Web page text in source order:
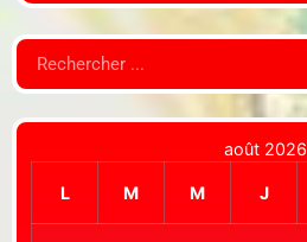
août 2026
L M M J